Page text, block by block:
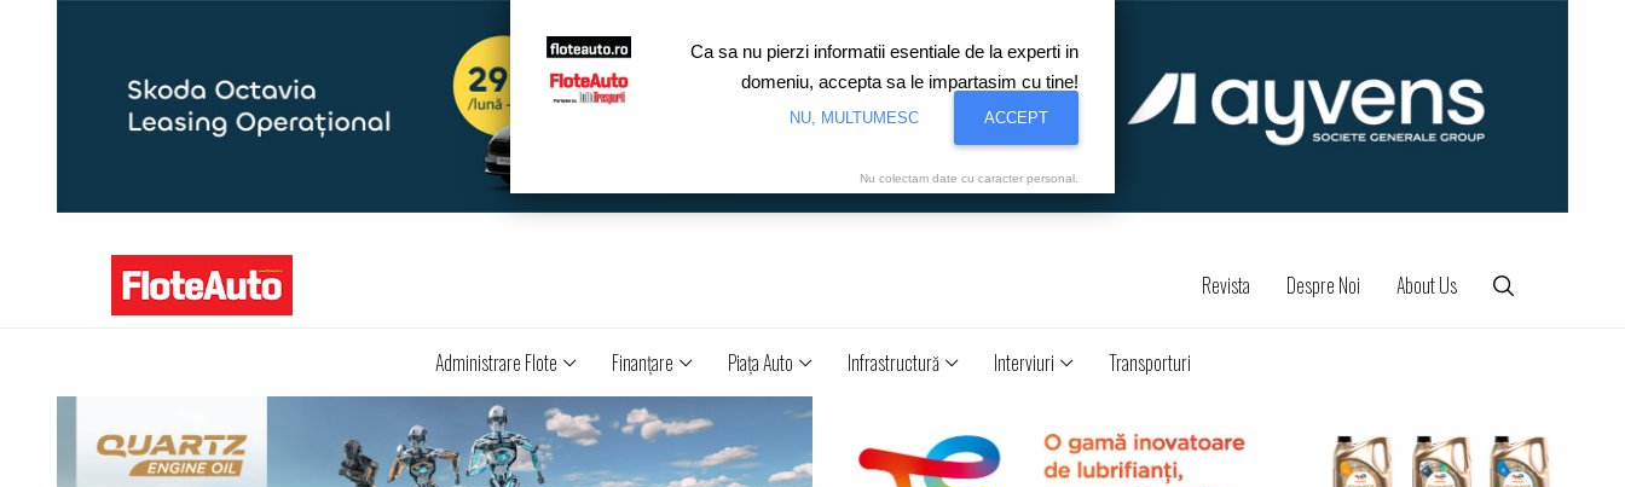
Revista Despre Noi About Us
Administrare Flote Finanţare Piaţa Auto Infrastructură Interviuri Transporturi
Ca sa nu pierzi informatii esentiale de la experti in
domeniu, accepta sa le impartasim cu tine!
NU, MULTUMESC ACCEPT
Nu colectam date cu caracter personal.